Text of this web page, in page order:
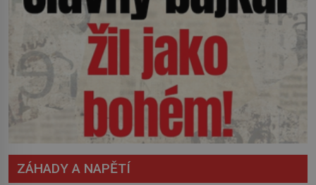
ZÁHADY A NAPĚTÍ